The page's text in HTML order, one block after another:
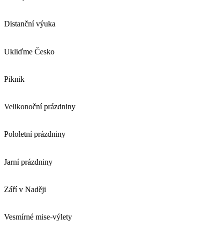
Distanční výuka
Ukliďme Česko
Piknik
Velikonoční prázdniny
Pololetní prázdniny
Jarní prázdniny
Září v Naději
Vesmírné mise-výlety